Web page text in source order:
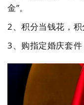
金”。
2、积分当钱花 ， 积
3、 购指定婚庆套